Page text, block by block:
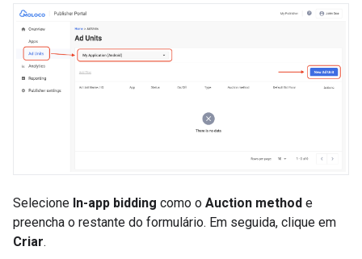
Selecione In-app bidding como o Auction method e
preencha o restante do formulário. Em seguida, clique em
Criar.